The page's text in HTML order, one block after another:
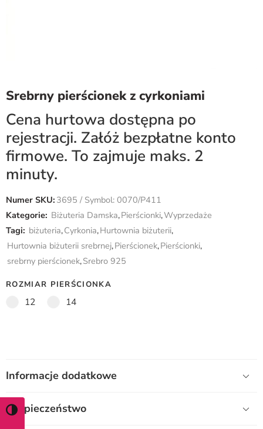
WŁĄCZ TRYB WYSOKIEGO KONTRASTU
Srebrny pierścionek z cyrkoniami
Cena hurtowa dostępna po
rejestracji. Załóż bezpłatne konto
firmowe. To zajmuje maks. 2
minuty.
Numer SKU: 3695 / Symbol: 0070/P411
Kategorie: Biżuteria Damska,Pierścionki,Wyprzedaże
Tagi: biżuteria,Cyrkonia,Hurtownia biżuterii,
Hurtownia biżuterii srebrnej,Pierścionek,Pierścionki,
srebrny pierścionek,Srebro 925
ROZMIAR PIERŚCIONKA
12 14
Informacje dodatkowe
Bezpieczeństwo